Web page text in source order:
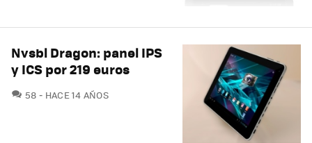
Nvsbl Dragon: panel IPS
y ICS por 219 euros
58 COMENTARIOS
HACE 14 AÑOS